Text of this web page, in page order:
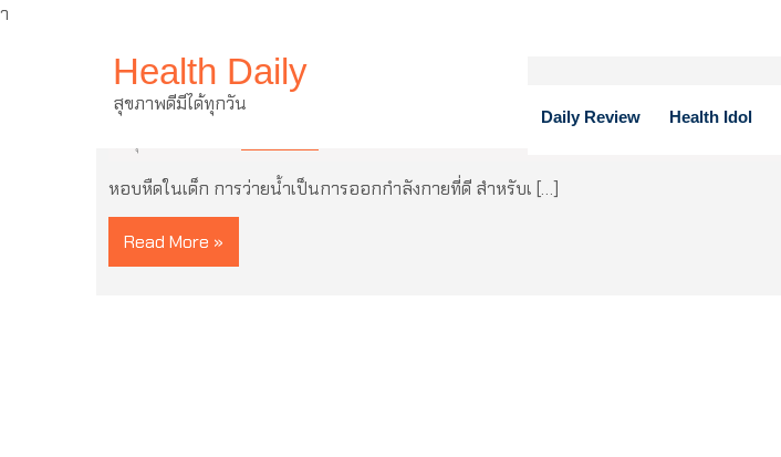
ำ
Health Daily
สุขภาพดีมีได้ทุกวัน
Daily Review Health Idol
หอบหืดในเด็ก กับการว่ายน้ำ ออกกำลังกาย
หอบหืดในเด็ก การว่ายน้ำเป็นการออกกําลังกายที่ดี สำหรับเ […]
Read More »